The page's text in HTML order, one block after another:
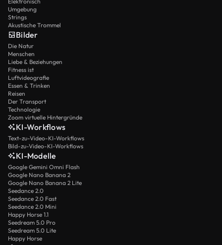
Umgebung
Strings
Akustische Trommel
Bilder
Die Natur
Menschen
Liebe & Beziehungen
Fitness ist
Luftvideografie
Essen & Trinken
Reisen
Der Transport
Technologie
Zoom virtuelle Hintergründe
KI-Workflows
Text-zu-Video-KI-Workflows
Bild-zu-Video-KI-Workflows
KI-Modelle
Google Gemini Omni Flash
Google Nano Banana 2
Google Nano Banana 2 Lite
Seedance 2.0
Seedance 2.0 Fast
Seedance 2.0 Mini
Happy Horse 1.1
Seedream 5.0 Pro
Seedream 5.0 Lite
Happy Horse